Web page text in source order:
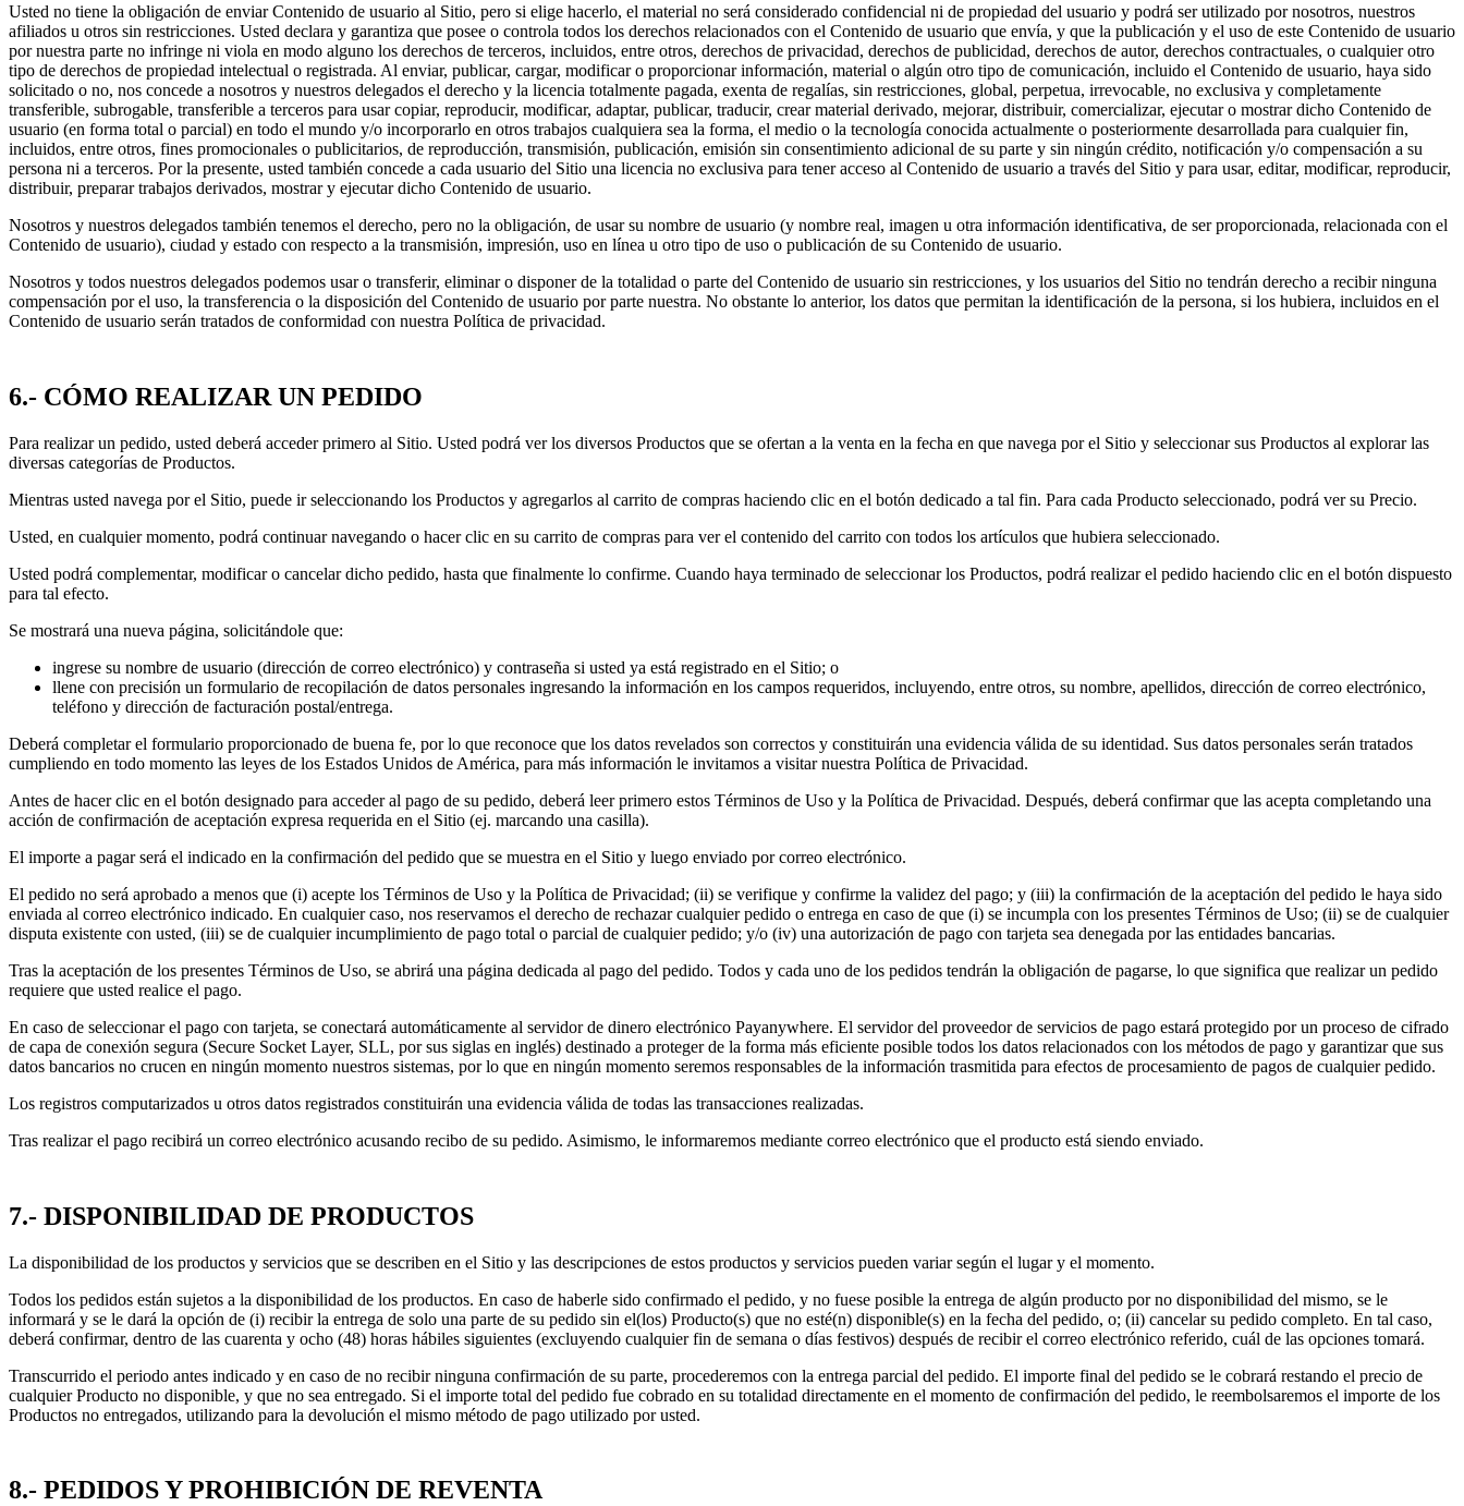
Usted no tiene la obligación de enviar Contenido de usuario al Sitio, pero si elige hacerlo, el material no será considerado confidencial ni de propiedad del usuario y podrá ser utilizado por nosotros, nuestros
afiliados u otros sin restricciones. Usted declara y garantiza que posee o controla todos los derechos relacionados con el Contenido de usuario que envía, y que la publicación y el uso de este Contenido de usuario
por nuestra parte no infringe ni viola en modo alguno los derechos de terceros, incluidos, entre otros, derechos de privacidad, derechos de publicidad, derechos de autor, derechos contractuales, o cualquier otro
tipo de derechos de propiedad intelectual o registrada. Al enviar, publicar, cargar, modificar o proporcionar información, material o algún otro tipo de comunicación, incluido el Contenido de usuario, haya sido
solicitado o no, nos concede a nosotros y nuestros delegados el derecho y la licencia totalmente pagada, exenta de regalías, sin restricciones, global, perpetua, irrevocable, no exclusiva y completamente
transferible, subrogable, transferible a terceros para usar copiar, reproducir, modificar, adaptar, publicar, traducir, crear material derivado, mejorar, distribuir, comercializar, ejecutar o mostrar dicho Contenido de
usuario (en forma total o parcial) en todo el mundo y/o incorporarlo en otros trabajos cualquiera sea la forma, el medio o la tecnología conocida actualmente o posteriormente desarrollada para cualquier fin,
incluidos, entre otros, fines promocionales o publicitarios, de reproducción, transmisión, publicación, emisión sin consentimiento adicional de su parte y sin ningún crédito, notificación y/o compensación a su
persona ni a terceros. Por la presente, usted también concede a cada usuario del Sitio una licencia no exclusiva para tener acceso al Contenido de usuario a través del Sitio y para usar, editar, modificar, reproducir,
distribuir, preparar trabajos derivados, mostrar y ejecutar dicho Contenido de usuario.
Nosotros y nuestros delegados también tenemos el derecho, pero no la obligación, de usar su nombre de usuario (y nombre real, imagen u otra información identificativa, de ser proporcionada, relacionada con el
Contenido de usuario), ciudad y estado con respecto a la transmisión, impresión, uso en línea u otro tipo de uso o publicación de su Contenido de usuario.
Nosotros y todos nuestros delegados podemos usar o transferir, eliminar o disponer de la totalidad o parte del Contenido de usuario sin restricciones, y los usuarios del Sitio no tendrán derecho a recibir ninguna
compensación por el uso, la transferencia o la disposición del Contenido de usuario por parte nuestra. No obstante lo anterior, los datos que permitan la identificación de la persona, si los hubiera, incluidos en el
Contenido de usuario serán tratados de conformidad con nuestra Política de privacidad.
6.- CÓMO REALIZAR UN PEDIDO
Para realizar un pedido, usted deberá acceder primero al Sitio. Usted podrá ver los diversos Productos que se ofertan a la venta en la fecha en que navega por el Sitio y seleccionar sus Productos al explorar las
diversas categorías de Productos.
Mientras usted navega por el Sitio, puede ir seleccionando los Productos y agregarlos al carrito de compras haciendo clic en el botón dedicado a tal fin. Para cada Producto seleccionado, podrá ver su Precio.
Usted, en cualquier momento, podrá continuar navegando o hacer clic en su carrito de compras para ver el contenido del carrito con todos los artículos que hubiera seleccionado.
Usted podrá complementar, modificar o cancelar dicho pedido, hasta que finalmente lo confirme. Cuando haya terminado de seleccionar los Productos, podrá realizar el pedido haciendo clic en el botón dispuesto
para tal efecto.
Se mostrará una nueva página, solicitándole que:
ingrese su nombre de usuario (dirección de correo electrónico) y contraseña si usted ya está registrado en el Sitio; o
llene con precisión un formulario de recopilación de datos personales ingresando la información en los campos requeridos, incluyendo, entre otros, su nombre, apellidos, dirección de correo electrónico,
teléfono y dirección de facturación postal/entrega.
Deberá completar el formulario proporcionado de buena fe, por lo que reconoce que los datos revelados son correctos y constituirán una evidencia válida de su identidad. Sus datos personales serán tratados
cumpliendo en todo momento las leyes de los Estados Unidos de América, para más información le invitamos a visitar nuestra Política de Privacidad.
Antes de hacer clic en el botón designado para acceder al pago de su pedido, deberá leer primero estos Términos de Uso y la Política de Privacidad. Después, deberá confirmar que las acepta completando una
acción de confirmación de aceptación expresa requerida en el Sitio (ej. marcando una casilla).
El importe a pagar será el indicado en la confirmación del pedido que se muestra en el Sitio y luego enviado por correo electrónico.
El pedido no será aprobado a menos que (i) acepte los Términos de Uso y la Política de Privacidad; (ii) se verifique y confirme la validez del pago; y (iii) la confirmación de la aceptación del pedido le haya sido
enviada al correo electrónico indicado. En cualquier caso, nos reservamos el derecho de rechazar cualquier pedido o entrega en caso de que (i) se incumpla con los presentes Términos de Uso; (ii) se de cualquier
disputa existente con usted, (iii) se de cualquier incumplimiento de pago total o parcial de cualquier pedido; y/o (iv) una autorización de pago con tarjeta sea denegada por las entidades bancarias.
Tras la aceptación de los presentes Términos de Uso, se abrirá una página dedicada al pago del pedido. Todos y cada uno de los pedidos tendrán la obligación de pagarse, lo que significa que realizar un pedido
requiere que usted realice el pago.
En caso de seleccionar el pago con tarjeta, se conectará automáticamente al servidor de dinero electrónico Payanywhere. El servidor del proveedor de servicios de pago estará protegido por un proceso de cifrado
de capa de conexión segura (Secure Socket Layer, SLL, por sus siglas en inglés) destinado a proteger de la forma más eficiente posible todos los datos relacionados con los métodos de pago y garantizar que sus
datos bancarios no crucen en ningún momento nuestros sistemas, por lo que en ningún momento seremos responsables de la información trasmitida para efectos de procesamiento de pagos de cualquier pedido.
Los registros computarizados u otros datos registrados constituirán una evidencia válida de todas las transacciones realizadas.
Tras realizar el pago recibirá un correo electrónico acusando recibo de su pedido. Asimismo, le informaremos mediante correo electrónico que el producto está siendo enviado.
7.- DISPONIBILIDAD DE PRODUCTOS
La disponibilidad de los productos y servicios que se describen en el Sitio y las descripciones de estos productos y servicios pueden variar según el lugar y el momento.
Todos los pedidos están sujetos a la disponibilidad de los productos. En caso de haberle sido confirmado el pedido, y no fuese posible la entrega de algún producto por no disponibilidad del mismo, se le
informará y se le dará la opción de (i) recibir la entrega de solo una parte de su pedido sin el(los) Producto(s) que no esté(n) disponible(s) en la fecha del pedido, o; (ii) cancelar su pedido completo. En tal caso,
deberá confirmar, dentro de las cuarenta y ocho (48) horas hábiles siguientes (excluyendo cualquier fin de semana o días festivos) después de recibir el correo electrónico referido, cuál de las opciones tomará.
Transcurrido el periodo antes indicado y en caso de no recibir ninguna confirmación de su parte, procederemos con la entrega parcial del pedido. El importe final del pedido se le cobrará restando el precio de
cualquier Producto no disponible, y que no sea entregado. Si el importe total del pedido fue cobrado en su totalidad directamente en el momento de confirmación del pedido, le reembolsaremos el importe de los
Productos no entregados, utilizando para la devolución el mismo método de pago utilizado por usted.
8.- PEDIDOS Y PROHIBICIÓN DE REVENTA